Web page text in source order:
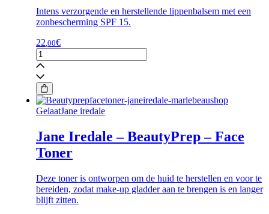
Intens verzorgende en herstellende lippenbalsem met een
zonbescherming SPF 15.
22,00€
LIPDRINK
LIP
BALM-
BUFF
aantal
GelaatJane iredale
Jane Iredale – BeautyPrep – Face
Toner
Deze toner is ontworpen om de huid te herstellen en voor te
bereiden, zodat make-up gladder aan te brengen is en langer
blijft zitten.